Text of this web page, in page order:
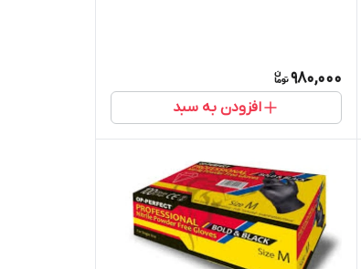
980,000
افزودن به سبد